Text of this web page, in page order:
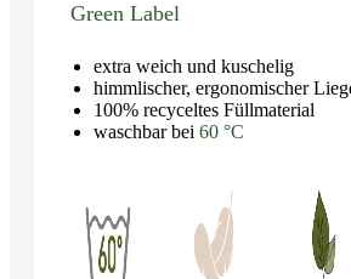
Green Label
extra weich und kuschelig
himmlischer, ergonomischer
100% recyceltes Füllmaterial
waschbar bei60 °C